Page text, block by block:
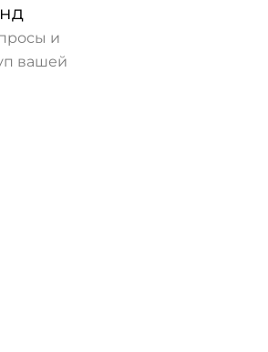
и
вашей